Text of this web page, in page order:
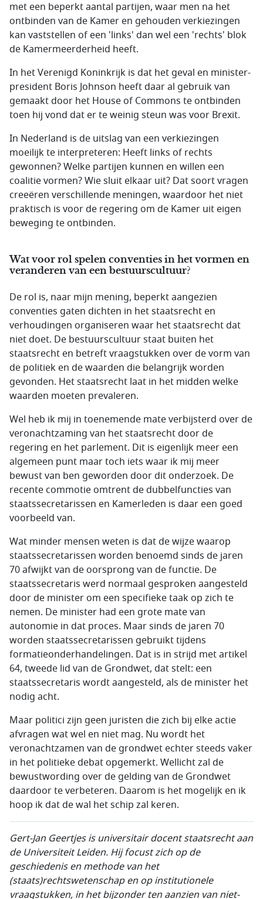
met een beperkt aantal partijen, waar men na het
ontbinden van de Kamer en gehouden verkiezingen
kan vaststellen of een 'links' dan wel een 'rechts' blok
de Kamermeerderheid heeft.
In het Verenigd Koninkrijk is dat het geval en minister-
president Boris Johnson heeft daar al gebruik van
gemaakt door het House of Commons te ontbinden
toen hij vond dat er te weinig steun was voor Brexit.
In Nederland is de uitslag van een verkiezingen
moeilijk te interpreteren: Heeft links of rechts
gewonnen? Welke partijen kunnen en willen een
coalitie vormen? Wie sluit elkaar uit? Dat soort vragen
creeëren verschillende meningen, waardoor het niet
praktisch is voor de regering om de Kamer uit eigen
beweging te ontbinden.
Wat voor rol spelen conventies in het vormen en
veranderen van een bestuurscultuur?
De rol is, naar mijn mening, beperkt aangezien
conventies gaten dichten in het staatsrecht en
verhoudingen organiseren waar het staatsrecht dat
niet doet. De bestuurscultuur staat buiten het
staatsrecht en betreft vraagstukken over de vorm van
de politiek en de waarden die belangrijk worden
gevonden. Het staatsrecht laat in het midden welke
waarden moeten prevaleren.
Wel heb ik mij in toenemende mate verbijsterd over de
veronachtzaming van het staatsrecht door de
regering en het parlement. Dit is eigenlijk meer een
algemeen punt maar toch iets waar ik mij meer
bewust van ben geworden door dit onderzoek. De
recente commotie omtrent de dubbelfuncties van
staatssecretarissen en Kamerleden is daar een goed
voorbeeld van.
Wat minder mensen weten is dat de wijze waarop
staatssecretarissen worden benoemd sinds de jaren
70 afwijkt van de oorsprong van de functie. De
staatssecretaris werd normaal gesproken aangesteld
door de minister om een specifieke taak op zich te
nemen. De minister had een grote mate van
autonomie in dat proces. Maar sinds de jaren 70
worden staatssecretarissen gebruikt tijdens
formatieonderhandelingen. Dat is in strijd met artikel
64, tweede lid van de Grondwet, dat stelt: een
staatssecretaris wordt aangesteld, als de minister het
nodig acht.
Maar politici zijn geen juristen die zich bij elke actie
afvragen wat wel en niet mag. Nu wordt het
veronachtzamen van de grondwet echter steeds vaker
in het politieke debat opgemerkt. Wellicht zal de
bewustwording over de gelding van de Grondwet
daardoor te verbeteren. Daarom is het mogelijk en ik
hoop ik dat de wal het schip zal keren.
Gert-Jan Geertjes is universitair docent staatsrecht aan
de Universiteit Leiden. Hij focust zich op de
geschiedenis en methode van het
(staats)rechtswetenschap en op institutionele
vraagstukken, in het bijzonder ten aanzien van niet-